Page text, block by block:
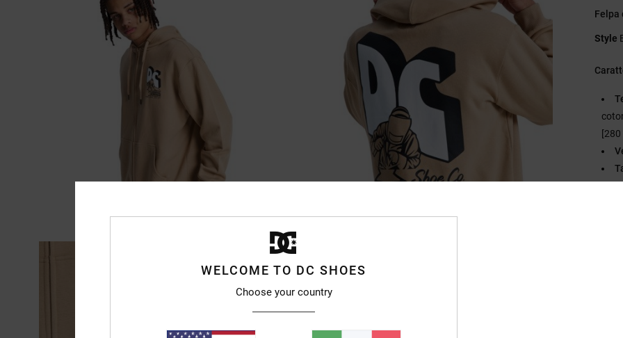
Felpa
Style
[280
WELCOME TO DC SHOES
Choose your country